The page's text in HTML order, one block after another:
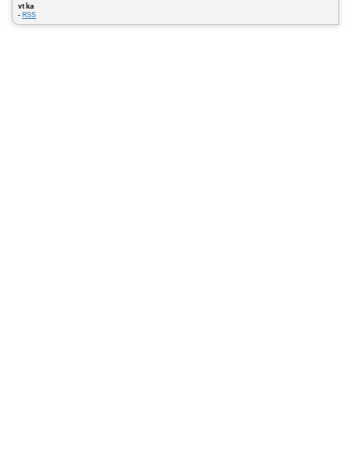
vt ka
-RSS